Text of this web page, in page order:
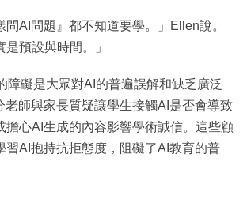
問AI問題』都不知道要學。」Ellen說。
是預設與時間。」
障礙是大眾對AI的普遍誤解和缺乏廣泛
老師與家長質疑讓學生接觸AI是否會導致
擔心AI生成的內容影響學術誠信。這些顧
習AI抱持抗拒態度，阻礙了AI教育的普